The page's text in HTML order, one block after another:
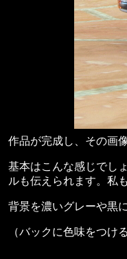
作品が完成し、その画
基本はこんな感じでし
ルも伝えられます。私
背景を濃いグレーや黒
（バックに色味をつけ